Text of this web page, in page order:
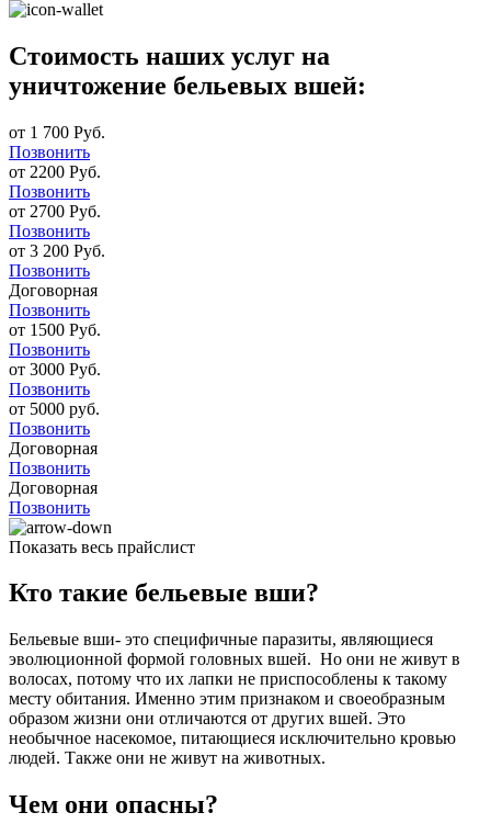
Стоимость наших услуг на
уничтожение бельевых вшей:
от 1 700 Руб.
Позвонить
от 2200 Руб.
Позвонить
от 2700 Руб.
Позвонить
от 3 200 Руб.
Позвонить
Договорная
Позвонить
от 1500 Руб.
Позвонить
от 3000 Руб.
Позвонить
от 5000 руб.
Позвонить
Договорная
Позвонить
Договорная
Позвонить
Показать весь прайслист
Кто такие бельевые вши?
Бельевые вши- это специфичные паразиты, являющиеся
эволюционной формой головных вшей. Но они не живут в
волосах, потому что их лапки не приспособлены к такому
месту обитания. Именно этим признаком и своеобразным
образом жизни они отличаются от других вшей. Это
необычное насекомое, питающиеся исключительно кровью
людей. Также они не живут на животных.
Чем они опасны?